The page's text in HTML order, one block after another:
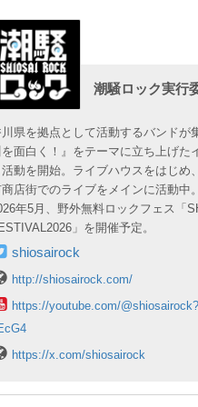
潮騒ロック実行
県を拠点として活動するバンドが
を面白く！』をテーマに立ち上げた
活動を開始。ライブハウスをはじめ
店街でのライブをメインに活動中。
年5月、野外無料ロックフェス「
」を開催予定。
shiosairock
http://shiosairock.com/
https://youtube.com/
https://x.com/shiosairock